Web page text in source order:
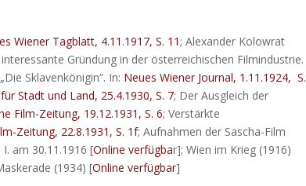
Wiener Tagblatt, 4.11.1917, S. 11 ; Alexander Kolowrat
interessante Gründung in der österreichischen Filmindustrie.
Sklavenkönigin“. In: Neues Wiener Journal, 1.11.1924, S.
Stadt und Land, 25.4.1930, S. 7; Der Ausgleich der
Film-Zeitung, 19.12.1931, S. 6; Verstärkte
Zeitung, 22.8.1931, S. 1f; Aufnahmen der Sascha-Film
am 30.11.1916 [Online verfügbar]; Wien im Krieg (1916)
(1934) [Online verfügbar]